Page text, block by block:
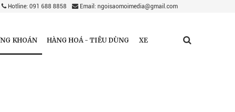
Hotline: 091 688 8858 Email: ngoisaomoimedia@gmail.com
KHOÁN HÀNG HOÁ - TIÊU DÙNG XE